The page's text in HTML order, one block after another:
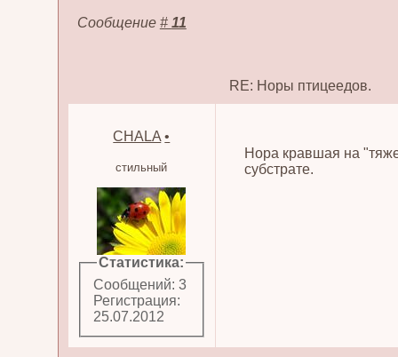
Сообщение # 11
RE: Норы птицеедов.
CHALA •
стильный
Статистика:
Сообщений: 3
Регистрация:
25.07.2012
Нора кравшая на
субстрате.